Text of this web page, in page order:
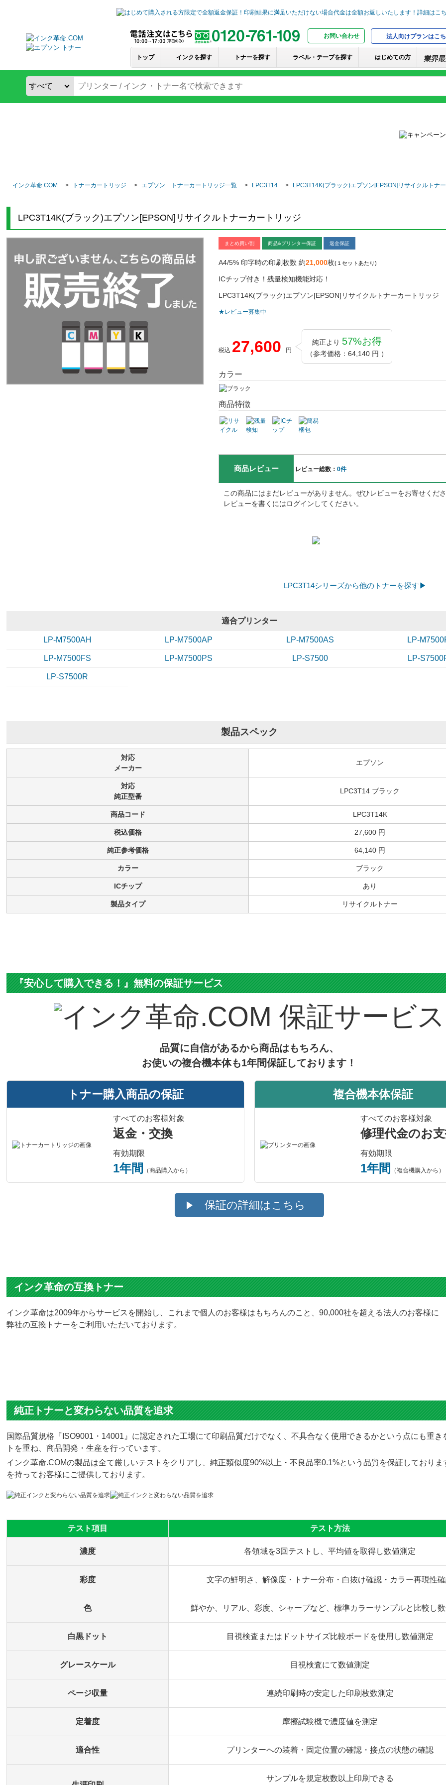
お問い合わせ 法人向けプランはこ
トップ インクを探す トナーを探す ラベル・テープを探す はじめての方
インク革命.COM トナーカートリッジ エプソン トナーカートリッジ一覧 LPC3T14 LPC3T14K(ブラック)エプソン[EPSON]リサイクルトナ
LPC3T14K(ブラック)エプソン[EPSON]リサイクルトナーカートリッジ
まとめ買い割 商品&プリンター保証 返金保証
A4/5% 印字時の印刷枚数 約21,000枚(１セットあたり)
ICチップ付き！残量検知機能対応！
LPC3T14K(ブラック)エプソン[EPSON]リサイクルトナーカートリッジ
★レビュー募集中
税込 27,600 円
純正より 57%お得
（参考価格：64,140 円 ）
カラー
商品特徴
商品レビュー レビュー総数： 0件
この商品にはまだレビューがありません。ぜひレビューをお寄せくだ
レビューを書くにはログインしてください。
LPC3T14シリーズから他のトナーを探す▶
適合プリンター
LP-M7500AH LP-M7500AP LP-M7500AS LP-
LP-M7500FS LP-M7500PS LP-S7500 LP-
LP-S7500R
製品スペック
対応
メーカー
エプソン
対応
純正型番
LPC3T14 ブラック
商品コード LPC3T14K
税込価格 27,600 円
純正参考価格 64,140 円
カラー ブラック
ICチップ あり
製品タイプ リサイクルトナー
『安心して購入できる！』無料の保証サービス
保証サービス
品質に自信があるから商品はもちろん、
お使いの複合機本体も1年間保証しております！
トナー購入商品の保証
すべてのお客様対象
返金・交換
有効期限
1年間 （商品購入から）
複合機本体保証
すべてのお客様対象
修理代金のお
有効期限
1年間 （複合機購入から）
保証の詳細はこちら
インク革命の互換トナー
インク革命は2009年からサービスを開始し、これまで個人のお客様はもちろんのこと、90,000社を超える法人のお客様に
弊社の互換トナーをご利用いただいております。
純正トナーと変わらない品質を追求
国際品質規格『ISO9001・14001』に認定された工場にて印刷品質だけでなく、不具合なく使用できるかという点にも重き
トを重ね、商品開発・生産を行っています。
インク革命.COMの製品は全て厳しいテストをクリアし、純正類似度90%以上・不良品率0.1%という品質を保証しておりま
を持ってお客様にご提供しております。
テスト項目 テスト方法
濃度 各領域を3回テストし、平均値を取得し数値測定
彩度 文字の鮮明さ、解像度・トナー分布・白抜け確認・カラー再現性
色 鮮やか、リアル、彩度、シャープなど、標準カラーサンプルと比較し
白黒ドット 目視検査またはドットサイズ比較ボードを使用し数値測定
グレースケール 目視検査にて数値測定
ページ収量 連続印刷時の安定した印刷枚数測定
定着度 摩擦試験機で濃度値を測定
適合性 プリンターへの装着・固定位置の確認・接点の状態の確認
サンプルを規定枚数以上印刷できる